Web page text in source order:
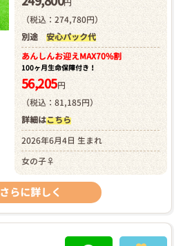
（税込：274,780円）
別途 安心パック代
あんしんお迎えMAX70%割
100ヶ月生命保障付き！
56,205円
（税込：81,185円）
詳細はこちら
2026年6月4日 生まれ
女の子♀
さらに詳しく